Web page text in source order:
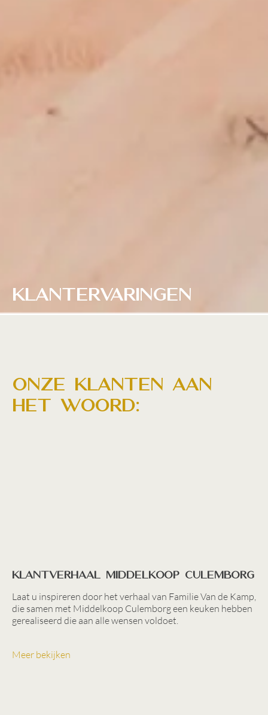
Klantervaringen
Onze klanten aan
het woord:
Klantverhaal Middelkoop Culemborg
Laat u inspireren door het verhaal van Familie Van de Kamp,
die samen met Middelkoop Culemborg een keuken hebben
gerealiseerd die aan alle wensen voldoet.
Meer bekijken